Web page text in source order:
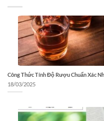
Công Thức Tính Độ Rượu Chuẩn Xác
18/03/2025